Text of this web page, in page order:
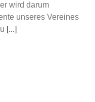
wird darum
unseres Vereines
[...]